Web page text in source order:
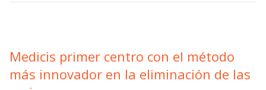
Medicis primer centro con el método
más innovador en la eliminación de las